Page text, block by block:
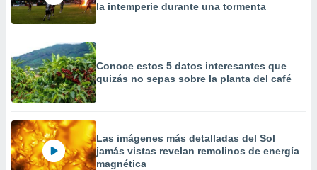
la intemperie durante una tormenta
Conoce estos 5 datos interesantes que
quizás no sepas sobre la planta del café
Las imágenes más detalladas del Sol
jamás vistas revelan remolinos de energía
magnética